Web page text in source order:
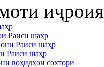
иҷроия
Раиси шаҳр
Раиси шаҳр
Раиси шаҳр
воҳидҳои сохторӣ